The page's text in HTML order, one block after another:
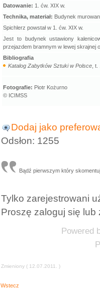
Datowanie: 1. ćw. XIX w.
Technika, materiał: Budynek
Spichlerz powstał w 1. ćw. XIX w.
Jest to budynek ustawiony
przejazdem bramnym w lewej skrajnej
Bibliografia
Katalog Zabytków Sztuki w Polsce ,
Fotografie: Piotr Kożurno
© ICIMSS
Dodaj jako
Odsłon: 1255
Bądź pierwszym który
Tylko zarejestrowani
Proszę zaloguj się lub
Powered
Zmieniony ( 12.07.2011. )
Wstecz